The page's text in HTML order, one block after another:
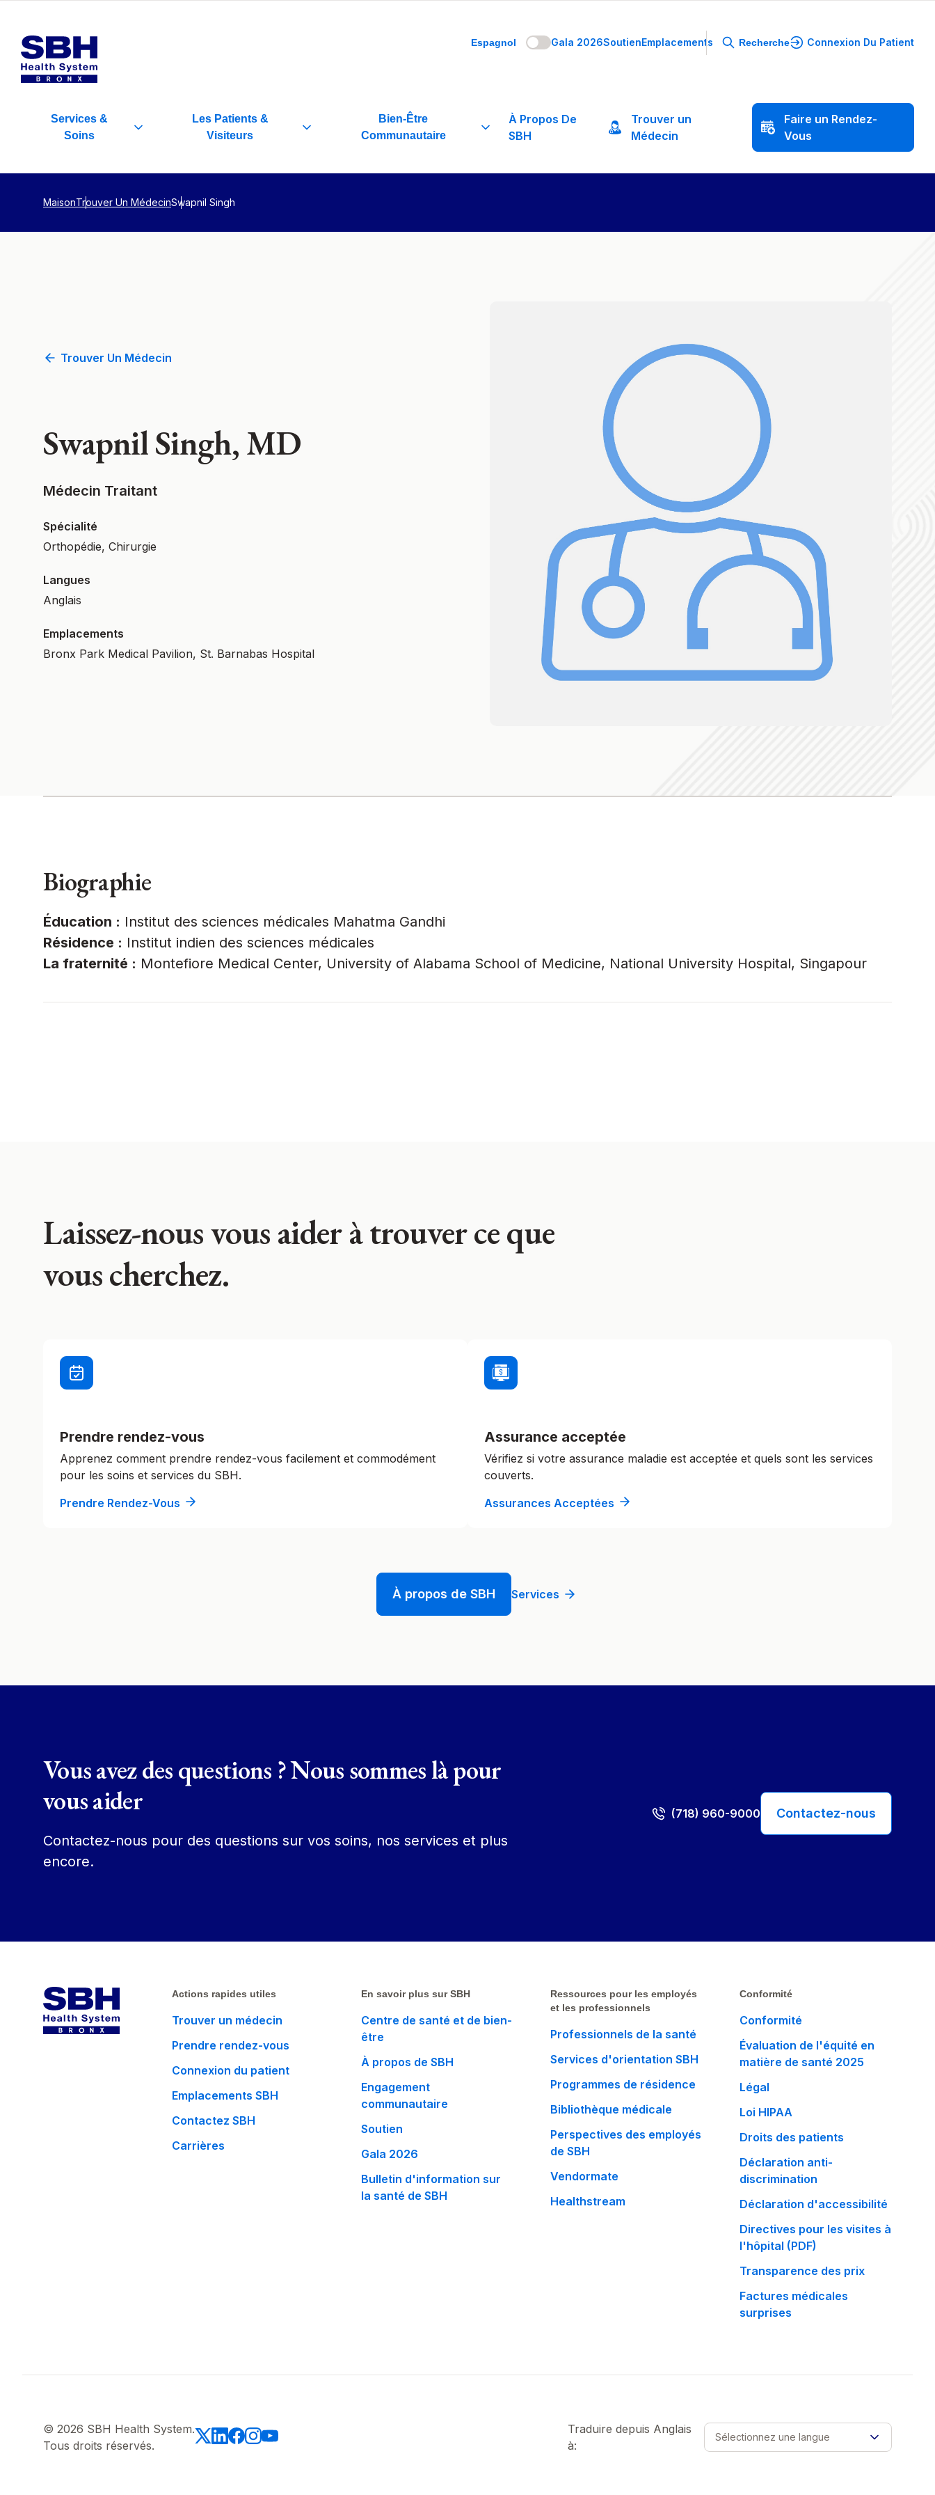
Espagnol Gala 2026SoutienEmplacements Recherche Connexion Du Patient
Services &
Soins
Les Patients &
Visiteurs
Bien-Être
Communautaire
À Propos De
SBH
Trouver un
Médecin
Faire un Rendez-
Vous
MaisonTrouver Un MédecinSwapnil Singh
Trouver Un Médecin
Swapnil Singh, MD
Médecin Traitant
Spécialité
Orthopédie, Chirurgie
Langues
Anglais
Emplacements
Bronx Park Medical Pavilion, St. Barnabas Hospital
Biographie
Éducation : Institut des sciences médicales Mahatma Gandhi
Résidence : Institut indien des sciences médicales
La fraternité : Montefiore Medical Center, University of Alabama School of Medicine, National University Hospital, Singapour
Laissez-nous vous aider à trouver ce que
vous cherchez.
Prendre rendez-vous
Apprenez comment prendre rendez-vous facilement et commodément
pour les soins et services du SBH.
Prendre Rendez-Vous
Assurance acceptée
Vérifiez si votre assurance maladie est acceptée et quels sont les services
couverts.
Assurances Acceptées
À propos de SBH Services
Vous avez des questions ? Nous sommes là pour
vous aider
Contactez-nous pour des questions sur vos soins, nos services et plus
encore.
(718) 960-9000 Contactez-nous
Actions rapides utiles
Trouver un médecin
Prendre rendez-vous
Connexion du patient
Emplacements SBH
Contactez SBH
Carrières
En savoir plus sur SBH
Centre de santé et de bien-
être
À propos de SBH
Engagement
communautaire
Soutien
Gala 2026
Bulletin d'information sur
la santé de SBH
Ressources pour les employés
et les professionnels
Professionnels de la santé
Services d'orientation SBH
Programmes de résidence
Bibliothèque médicale
Perspectives des employés
de SBH
Vendormate
Healthstream
Conformité
Conformité
Évaluation de l'équité en
matière de santé 2025
Légal
Loi HIPAA
Droits des patients
Déclaration anti-
discrimination
Déclaration d'accessibilité
Directives pour les visites à
l'hôpital (PDF)
Transparence des prix
Factures médicales
surprises
© 2026 SBH Health System.
Tous droits réservés.
Traduire depuis Anglais
à:
Sélectionnez une langue